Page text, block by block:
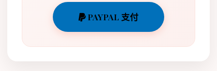
PAYPAL 支付